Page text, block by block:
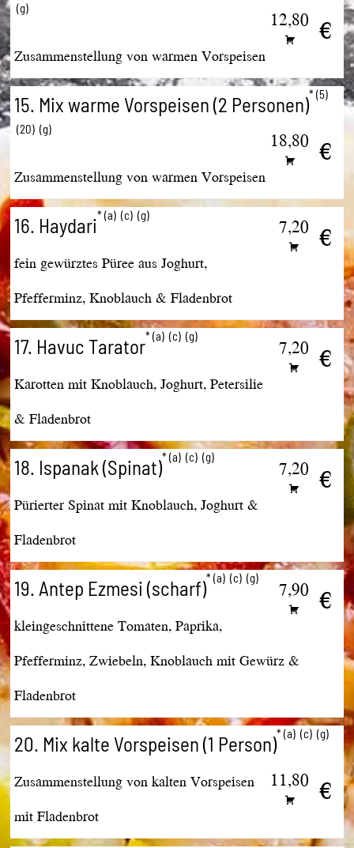
g 12,80 €
Zusammenstellung von warmen Vorspeisen
15. Mix warme Vorspeisen (2 Personen) 5
20 g 18,80 €
Zusammenstellung von warmen Vorspeisen
16. Haydari a c g 7,20 €
fein gewürztes Püree aus Joghurt,
Pfefferminz, Knoblauch & Fladenbrot
17. Havuc Tarator a c g 7,20 €
Karotten mit Knoblauch, Joghurt, Petersilie
& Fladenbrot
18. Ispanak (Spinat) a c g 7,20 €
Pürierter Spinat mit Knoblauch, Joghurt &
Fladenbrot
19. Antep Ezmesi (scharf) a c g 7,90 €
kleingeschnittene Tomaten, Paprika,
Pfefferminz, Zwiebeln, Knoblauch mit Gewürz &
Fladenbrot
20. Mix kalte Vorspeisen (1 Person) a c g
11,80 €
Zusammenstellung von kalten Vorspeisen
mit Fladenbrot